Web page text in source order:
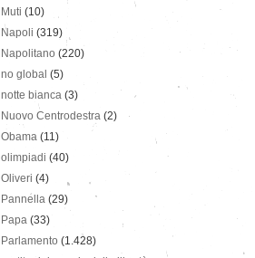
Muti (10)
Napoli (319)
Napolitano (220)
no global (5)
notte bianca (3)
Nuovo Centrodestra (2)
Obama (11)
olimpiadi (40)
Oliveri (4)
Pannella (29)
Papa (33)
Parlamento (1.428)